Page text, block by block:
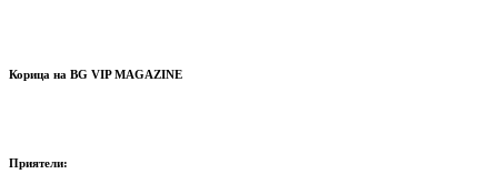
Корица на BG VIP MAGAZINE
Приятели: